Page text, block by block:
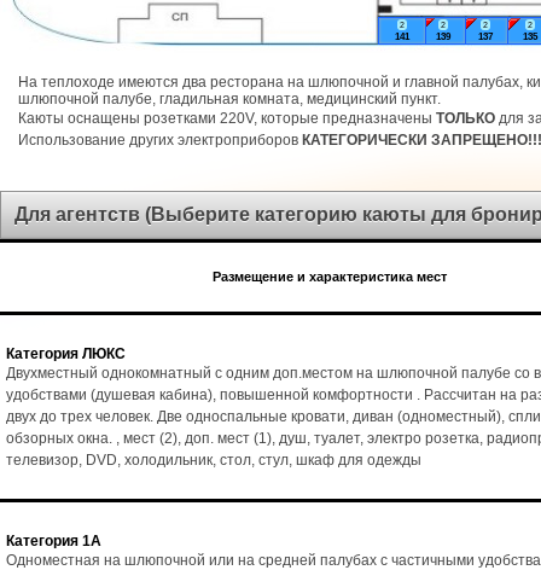
2
135
2
137
2
139
2
141
На теплоходе имеются два ресторана на шлюпочной и главной палубах,
шлюпочной палубе, гладильная комната, медицинский пункт.
Каюты оснащены розетками 220V, которые предназначены ТОЛЬКО для
Использование других электроприборов КАТЕГОРИЧЕСКИ ЗАПРЕЩЕНО!!!
Для агентств (Выберите категорию каюты для
Размещение и характеристика мест
Категория ЛЮКС
Двухместный однокомнатный с одним доп.местом на шлюпочной палубе со
удобствами (душевая кабина), повышенной комфортности . Рассчитан на
двух до трех человек. Две односпальные кровати, диван (одноместный),
обзорных окна. , мест (2), доп. мест (1), душ, туалет, электро розетка,
телевизор, DVD, холодильник, стол, стул, шкаф для одежды
Категория 1А
Одноместная на шлюпочной или на средней палубах с частичными